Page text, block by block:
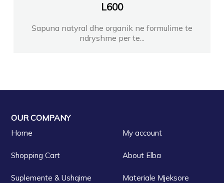
L600
Sapuna natyral dhe organik ne formulime te
ndryshme per te...
OUR COMPANY
Home My account
Shopping Cart About Elba
Suplemente & Ushqime Materiale Mjeksore